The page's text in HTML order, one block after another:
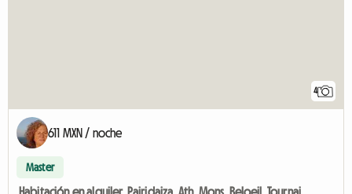
4
611 MXN / noche
Master